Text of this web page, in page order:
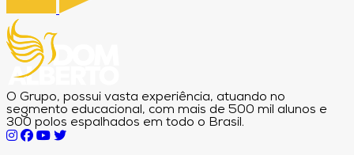
O Grupo, possui vasta experiência, atuando no
segmento educacional, com mais de 500 mil alunos e
300 polos espalhados em todo o Brasil.